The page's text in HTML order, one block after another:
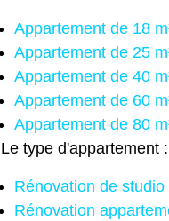
Appartement de 18
Appartement de 25
Appartement de 40
Appartement de 60
Appartement de 80
Le type d'appartement :
Rénovation de studio
Rénovation